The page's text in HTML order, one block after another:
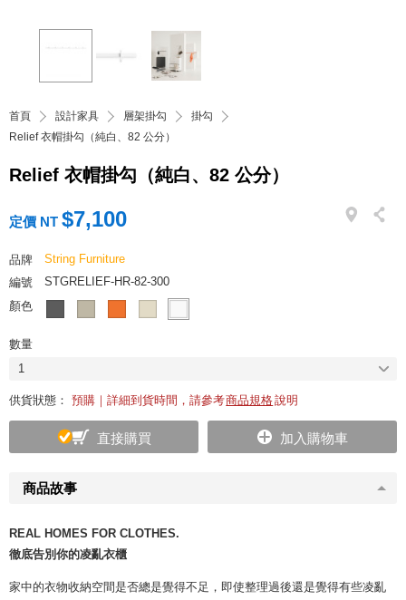
首頁 設計家具 層架掛勾
掛勾
Relief 衣帽掛勾（純白、82 公分）
Relief 衣帽掛勾（純白、82 公分）
商品故事
REAL HOMES FOR CLOTHES.
徹底告別你的凌亂衣櫃
家中的衣物收納空間是否總是覺得不足，即使整理過後還是覺得有些凌亂
定價 NT $7,100
品牌
String Furniture
編號
STGRELIEF-HR-82-300
顏色
數量
1
供貨狀態： 預購｜詳細到貨時間，請參考商品規格說明
直接購買 加入購物車